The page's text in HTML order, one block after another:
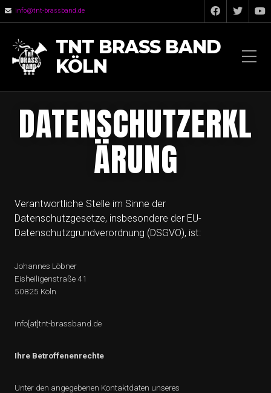
info@tnt-brassband.de
TNT BRASS BAND
KÖLN
DATENSCHUTZERKL
ÄRUNG
Verantwortliche Stelle im Sinne der
Datenschutzgesetze, insbesondere der EU-
Datenschutzgrundverordnung (DSGVO), ist:
Johannes Löbner
Eisheiligenstraße 41
50825 Köln
info[at]tnt-brassband.de
Ihre Betroffenenrechte
Unter den angegebenen Kontaktdaten unseres